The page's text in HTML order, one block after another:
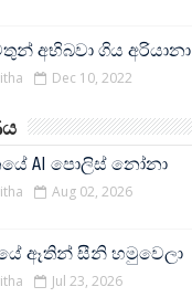
අභිබවා ගිය අරියානා
Dec 10, 2022
AI පොලිස් නෝනා
Aug 02, 2026
ඈතින් සීනි හමුවෙලා
Jul 23, 2026